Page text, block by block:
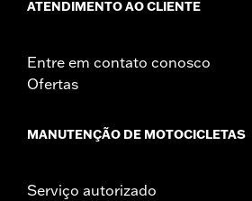
ATENDIMENTO AO CLIENTE
Entre em contato conosco
Ofertas
MANUTENÇÃO DE MOTOCICLETAS
Serviço autorizado